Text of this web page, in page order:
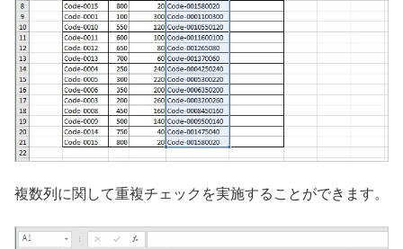
複数列に関して重複チェックを実施することができます。